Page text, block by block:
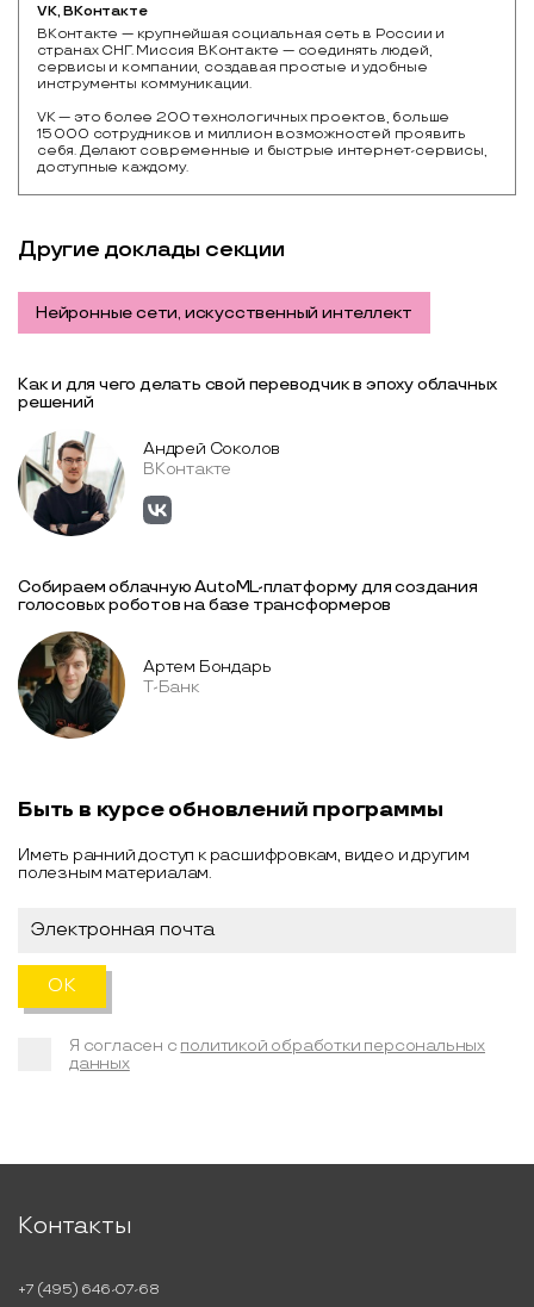
VK, ВКонтакте
ВКонтакте — крупнейшая социальная сеть в России и
странах СНГ. Миссия ВКонтакте — соединять людей,
сервисы и компании, создавая простые и удобные
инструменты коммуникации.
VK — это более 200 технологичных проектов, больше
15 000 сотрудников и миллион возможностей проявить
себя. Делают современные и быстрые интернет-сервисы,
доступные каждому.
Другие доклады секции
Нейронные сети, искусственный интеллект
Как и для чего делать свой переводчик в эпоху облачных
решений
Андрей Соколов
ВКонтакте
Собираем облачную AutoML-платформу для создания
голосовых роботов на базе трансформеров
Артем Бондарь
Т-Банк
Быть в курсе обновлений программы
Иметь ранний доступ к расшифровкам, видео и другим
полезным материалам.
Я согласен с политикой обработки персональных
данных
Контакты
+7 (495) 646-07-68